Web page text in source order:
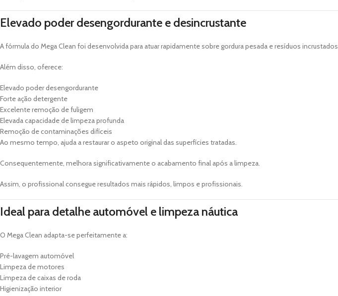
Elevado poder desengordurante e desincrustante
A fórmula do Mega Clean foi desenvolvida para atuar rapidamente sobre gordura pesada e resíduos incrustados.
Além disso, oferece:
Elevado poder desengordurante
Forte ação detergente
Excelente remoção de fuligem
Elevada capacidade de limpeza profunda
Remoção de contaminações difíceis
Ao mesmo tempo, ajuda a restaurar o aspeto original das superfícies tratadas.
Consequentemente, melhora significativamente o acabamento final após a limpeza.
Assim, o profissional consegue resultados mais rápidos, limpos e profissionais.
Ideal para detalhe automóvel e limpeza náutica
O Mega Clean adapta-se perfeitamente a:
Pré-lavagem automóvel
Limpeza de motores
Limpeza de caixas de roda
Higienização interior